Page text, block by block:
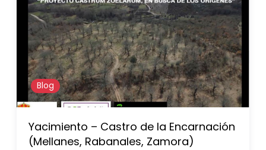
Blog
Yacimiento – Castro de la Encarnación
(Mellanes, Rabanales, Zamora)